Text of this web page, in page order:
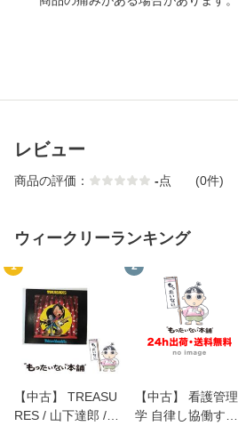
レビュー
商品の評価： -点 (0件)
ウィークリーランキング
1
【中古】 TREASU
RES / 山下達郎 /
2
【中古】 看護管理
学 自律し協働する